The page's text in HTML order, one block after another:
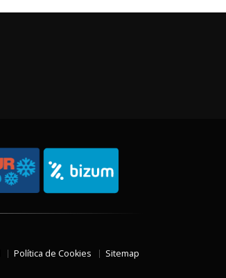
Política de Cookies Sitemap